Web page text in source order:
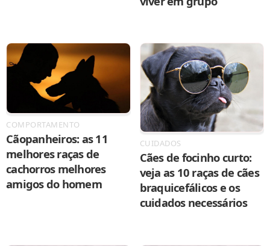
COMPORTAMENTO
Cãopanheiros: as 11
melhores raças de
cachorros melhores
amigos do homem
CUIDADOS
Cães de focinho curto:
veja as 10 raças de cães
braquicefálicos e os
cuidados necessários